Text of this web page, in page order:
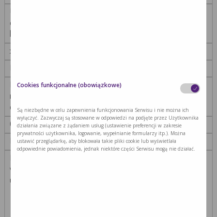
eGFR (może być obecna albuminuria, białkomocz,
>90
Przewlekła niewydolność nerek wczesna/ utajona
niewydolność nerek – uszkodzenie nerek z łagodnym
obniżeniem eGFR
60-89
wyrównana niewydolność nerek – uszkodzenie nerek z
umiarkowanym obniżeniem eGFR
Cookies funkcjonalne (obowiązkowe)
Są niezbędne w celu zapewnienia funkcjonowania Serwisu i nie można ich
wyłączyć. Zazwyczaj są stosowane w odpowiedzi na podjęte przez Użytkownika
działania związane z żądaniem usług (ustawienie preferencji w zakresie
prywatności użytkownika, logowanie, wypełnianie formularzy itp.). Można
ustawić przeglądarkę, aby blokowała takie pliki cookie lub wyświetlała
odpowiednie powiadomienia, jednak niektóre części Serwisu mogą nie działać.